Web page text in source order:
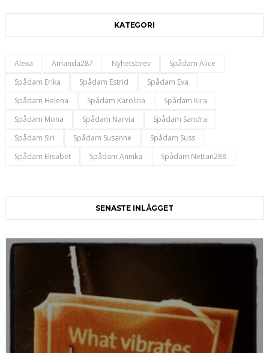
KATEGORI
Alexa Amanda287 Nyhetsbrev
Spådam Alice
Spådam Erika
Spådam Estrid
Spådam Eva
Spådam Helena
Spådam Karolina
Spådam Kira
Spådam Mona
Spådam Narvia
Spådam Sandra
Spådam Siri
Spådam Susanne
Spådam Suss
Spådam Elisabet
Spådam Annika Spådam Nettan288
SENASTE INLÄGGET